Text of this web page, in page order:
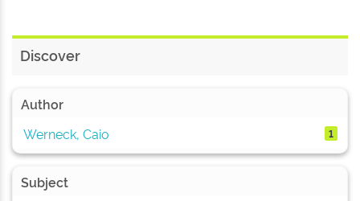
Discover
Author
Werneck, Caio
1
Subject